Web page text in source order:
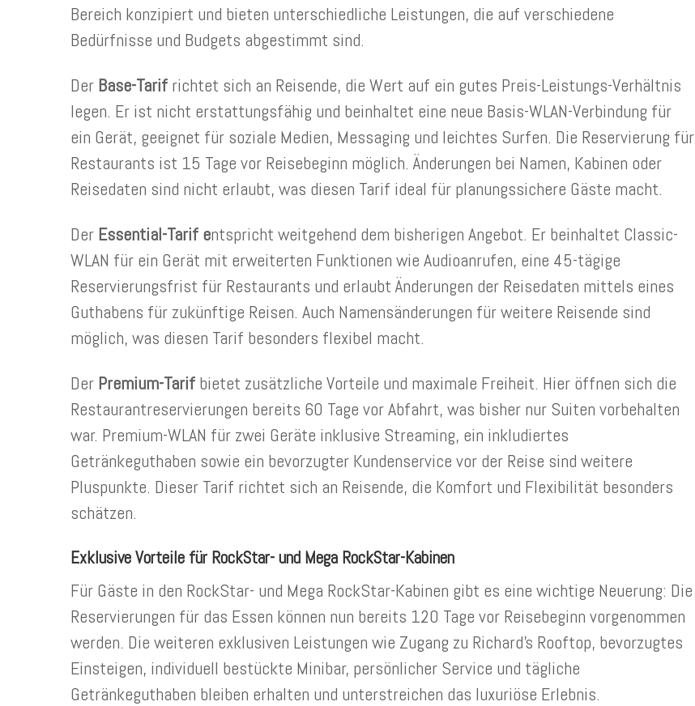
Bereich konzipiert und bieten unterschiedliche Leistungen, die auf verschiedene
Bedürfnisse und Budgets abgestimmt sind.
Der Base-Tarif richtet sich an Reisende, die Wert auf ein gutes Preis-Leistungs-Verhältnis
legen. Er ist nicht erstattungsfähig und beinhaltet eine neue Basis-WLAN-Verbindung für
ein Gerät, geeignet für soziale Medien, Messaging und leichtes Surfen. Die Reservierung für
Restaurants ist 15 Tage vor Reisebeginn möglich. Änderungen bei Namen, Kabinen oder
Reisedaten sind nicht erlaubt, was diesen Tarif ideal für planungssichere Gäste macht.
Der Essential-Tarif entspricht weitgehend dem bisherigen Angebot. Er beinhaltet Classic-
WLAN für ein Gerät mit erweiterten Funktionen wie Audioanrufen, eine 45-tägige
Reservierungsfrist für Restaurants und erlaubt Änderungen der Reisedaten mittels eines
Guthabens für zukünftige Reisen. Auch Namensänderungen für weitere Reisende sind
möglich, was diesen Tarif besonders flexibel macht.
Der Premium-Tarif bietet zusätzliche Vorteile und maximale Freiheit. Hier öffnen sich die
Restaurantreservierungen bereits 60 Tage vor Abfahrt, was bisher nur Suiten vorbehalten
war. Premium-WLAN für zwei Geräte inklusive Streaming, ein inkludiertes
Getränkeguthaben sowie ein bevorzugter Kundenservice vor der Reise sind weitere
Pluspunkte. Dieser Tarif richtet sich an Reisende, die Komfort und Flexibilität besonders
schätzen.
Exklusive Vorteile für RockStar- und Mega RockStar-Kabinen
Für Gäste in den RockStar- und Mega RockStar-Kabinen gibt es eine wichtige Neuerung: Die
Reservierungen für das Essen können nun bereits 120 Tage vor Reisebeginn vorgenommen
werden. Die weiteren exklusiven Leistungen wie Zugang zu Richard’s Rooftop, bevorzugtes
Einsteigen, individuell bestückte Minibar, persönlicher Service und tägliche
Getränkeguthaben bleiben erhalten und unterstreichen das luxuriöse Erlebnis.